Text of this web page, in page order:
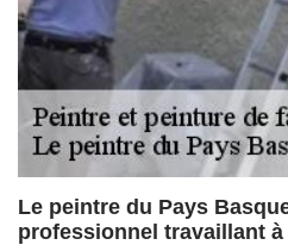
Le peintre du Pays
professionnel travaillant à